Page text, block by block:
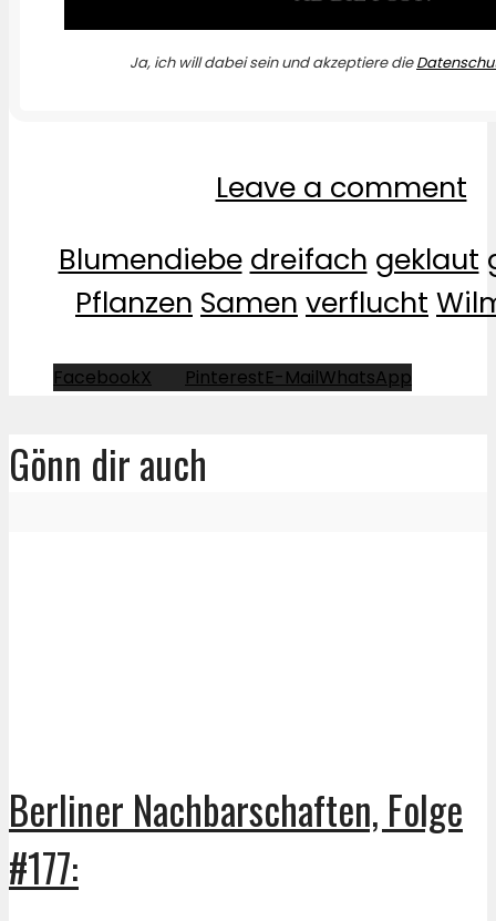
Ja, ich will dabei sein und akzeptiere die
Leave a comment
Blumendiebe dreifach geklaut
Pflanzen Samen verflucht
FacebookX PinterestE-MailWhatsApp
Gönn dir auch
Berliner Nachbarschaften, Folge
#177: